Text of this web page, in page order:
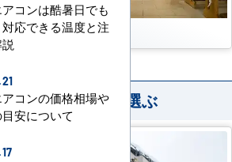
その他
務用エアコンを選ぶ
コンは酷暑日でも
応できる温度と注
コンの価格相場や
安について